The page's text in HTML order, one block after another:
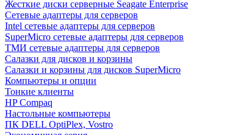
Жесткие диски серверные Seagate Enterprise
Сетевые адаптеры для серверов
Intel сетевые адаптеры для серверов
SuperMicro сетевые адаптеры для серверов
ТМИ сетевые адаптеры для серверов
Салазки для дисков и корзины
Салазки и корзины для дисков SuperMicro
Компьютеры и опции
Тонкие клиенты
HP Compaq
Настольные компьютеры
ПК DELL OptiPlex, Vostro